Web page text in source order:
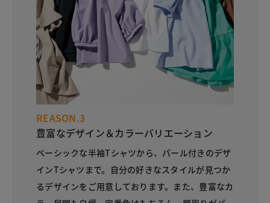
REASON.3
豊富なデザイン＆カラーバリエーション
ベーシックな半袖Tシャツから、パール付きのデザ
インTシャツまで。自分の好きなスタイルが見つか
るデザインをご用意しております。また、豊富なカ